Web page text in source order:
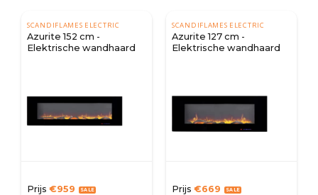
SCANDIFLAMES ELECTRIC
Azurite 152 cm -
Elektrische wandhaard
Prijs €959
SCANDIFLAMES ELECTRIC
Azurite 127 cm -
Elektrische wandhaard
Prijs €669